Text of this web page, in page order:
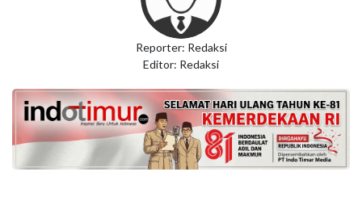
Reporter: Redaksi
Editor: Redaksi